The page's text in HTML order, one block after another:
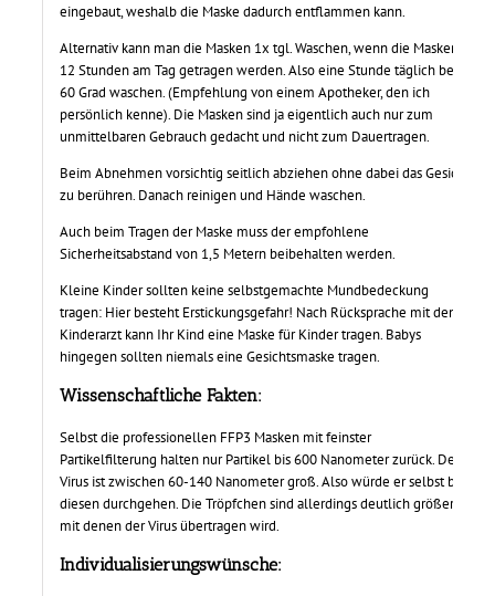
eingebaut, weshalb die Maske dadurch entflammen kann.
Alternativ kann man die Masken 1x tgl. Waschen, wenn die Masken
12 Stunden am Tag getragen werden. Also eine Stunde täglich bei
60 Grad waschen. (Empfehlung von einem Apotheker, den ich
persönlich kenne). Die Masken sind ja eigentlich auch nur zum
unmittelbaren Gebrauch gedacht und nicht zum Dauertragen.
Beim Abnehmen vorsichtig seitlich abziehen ohne dabei das Gesicht
zu berühren. Danach reinigen und Hände waschen.
Auch beim Tragen der Maske muss der empfohlene
Sicherheitsabstand von 1,5 Metern beibehalten werden.
Kleine Kinder sollten keine selbstgemachte Mundbedeckung
tragen: Hier besteht Erstickungsgefahr! Nach Rücksprache mit dem
Kinderarzt kann Ihr Kind eine Maske für Kinder tragen. Babys
hingegen sollten niemals eine Gesichtsmaske tragen.
Wissenschaftliche Fakten:
Selbst die professionellen FFP3 Masken mit feinster
Partikelfilterung halten nur Partikel bis 600 Nanometer zurück. Der
Virus ist zwischen 60-140 Nanometer groß. Also würde er selbst bei
diesen durchgehen. Die Tröpfchen sind allerdings deutlich größer,
mit denen der Virus übertragen wird.
Individualisierungswünsche: